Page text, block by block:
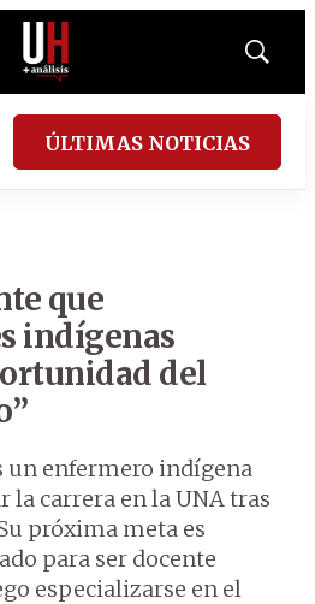
Mostrar
ÚLTIMAS NOTICIAS
que
indígenas
del
un enfermero indígena
la carrera en la UNA tras
próxima meta es
para ser docente
especializarse en el